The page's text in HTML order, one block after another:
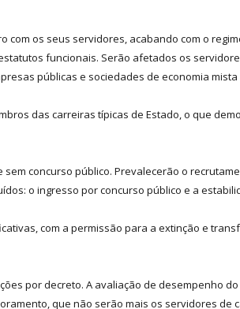
com os seus servidores, acabando com o
funcionais. Serão afetados os
públicas e sociedades de economia mista
das carreiras típicas de Estado, o que
concurso público. Prevalecerão o
o ingresso por concurso público e a
com a permissão para a extinção e
por decreto. A avaliação de desempenho
que não serão mais os servidores de